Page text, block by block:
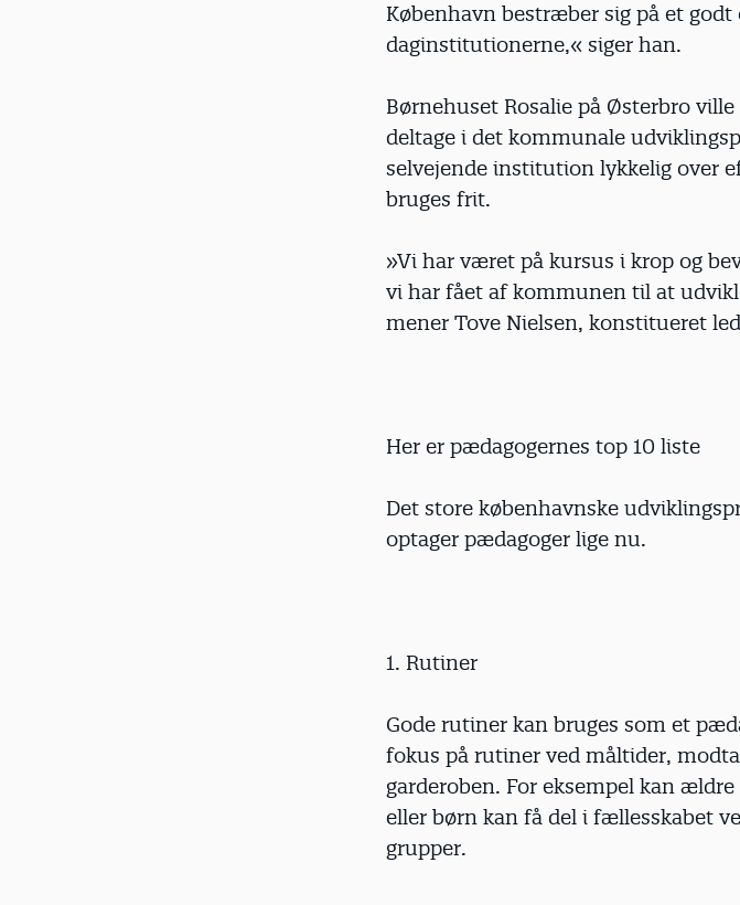
København bestræber sig på et
daginstitutionerne,« siger han.
Børnehuset Rosalie på Østerbro
deltage i det kommunale
selvejende institution lykkelig over
bruges frit.
»Vi har været på kursus i krop og
vi har fået af kommunen til at
mener Tove Nielsen, konstitueret
Her er pædagogernes top 10 liste
Det store københavnske
optager pædagoger lige nu.
1. Rutiner
Gode rutiner kan bruges som et
fokus på rutiner ved måltider,
garderoben. For eksempel kan
eller børn kan få del i fællesskabet
grupper.